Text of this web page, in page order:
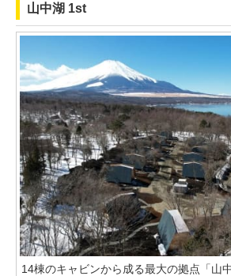
山中湖 1st
14棟のキャビンから成る最大の拠点「山